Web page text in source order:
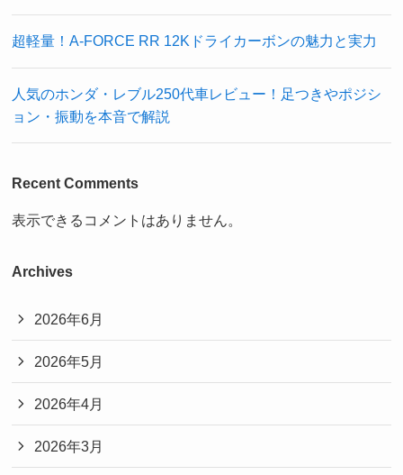
超軽量！A-FORCE RR 12Kドライカーボンの魅力と実力
人気のホンダ・レブル250代車レビュー！足つきやポジシ
ョン・振動を本音で解説
Recent Comments
表示できるコメントはありません。
Archives
2026年6月
2026年5月
2026年4月
2026年3月